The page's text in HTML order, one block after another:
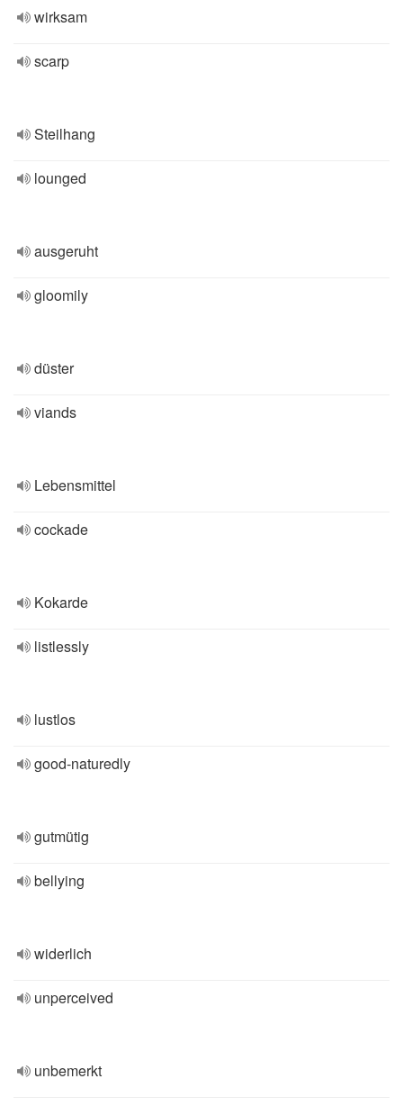
wirksam
scarp
Steilhang
lounged
ausgeruht
gloomily
düster
viands
Lebensmittel
cockade
Kokarde
listlessly
lustlos
good-naturedly
gutmütig
bellying
widerlich
unperceived
unbemerkt